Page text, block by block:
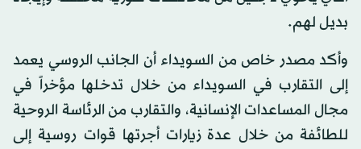
بديل لهم.
وأكد مصدر خاص من السويداء أن الجانب الروسي يعمد
إلى التقارب في السويداء من خلال تدخلها مؤخراً في
مجال المساعدات الإنسانية، والتقارب من الرئاسة الروحية
للطائفة من خلال عدة زيارات أجرتها قوات روسية إلى